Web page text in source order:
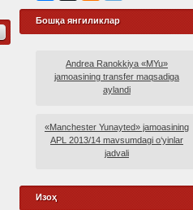
Бошқа янгиликлар
Andrea Ranokkiya «MYu»
jamoasining transfer maqsadiga
aylandi
«Manchester Yunayted» jamoasining
APL 2013/14 mavsumdagi o‘yinlar
jadvali
Изоҳ